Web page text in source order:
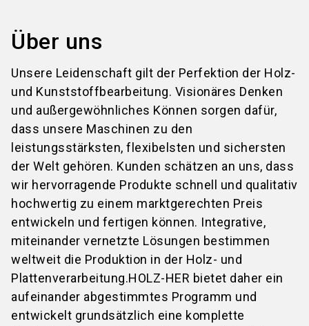
Über uns
Unsere Leidenschaft gilt der Perfektion der Holz-
und Kunststoffbearbeitung. Visionäres Denken
und außergewöhnliches Können sorgen dafür,
dass unsere Maschinen zu den
leistungsstärksten, flexibelsten und sichersten
der Welt gehören. Kunden schätzen an uns, dass
wir hervorragende Produkte schnell und qualitativ
hochwertig zu einem marktgerechten Preis
entwickeln und fertigen können. Integrative,
miteinander vernetzte Lösungen bestimmen
weltweit die Produktion in der Holz- und
Plattenverarbeitung.HOLZ-HER bietet daher ein
aufeinander abgestimmtes Programm und
entwickelt grundsätzlich eine komplette